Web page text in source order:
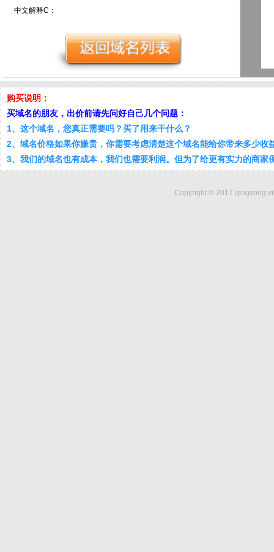
中文解释C：
购买说明：
买域名的朋友，出价前请先问好自己几个问题：
1、这个域名，您真正需要吗？买了用来干什么？
2、域名价格如果你嫌贵，你需要考虑清楚这个域名能给你带来多少收
3、我们的域名也有成本，我们也需要利润。但为了给更有实力的商家
Copyright © 2017